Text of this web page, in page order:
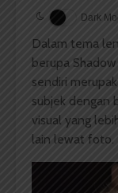
Dark
Dalam tema
berupa
sendiri
subjek dengan
visual yang
lain lewat foto.